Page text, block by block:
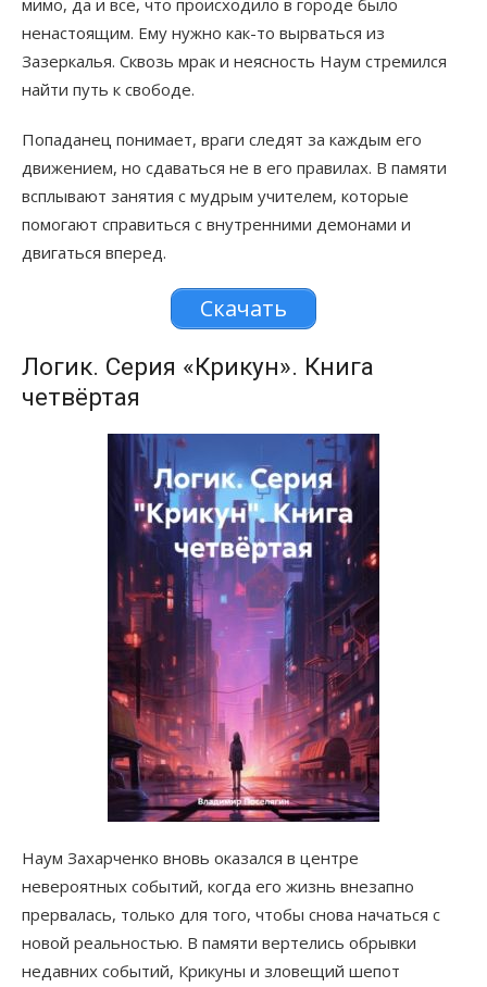
мимо, да и все, что происходило в городе было
ненастоящим. Ему нужно как-то вырваться из
Зазеркалья. Сквозь мрак и неясность Наум стремился
найти путь к свободе.
Попаданец понимает, враги следят за каждым его
движением, но сдаваться не в его правилах. В памяти
всплывают занятия с мудрым учителем, которые
помогают справиться с внутренними демонами и
двигаться вперед.
Скачать
Логик. Серия «Крикун». Книга
четвёртая
Наум Захарченко вновь оказался в центре
невероятных событий, когда его жизнь внезапно
прервалась, только для того, чтобы снова начаться с
новой реальностью. В памяти вертелись обрывки
недавних событий, Крикуны и зловещий шепот